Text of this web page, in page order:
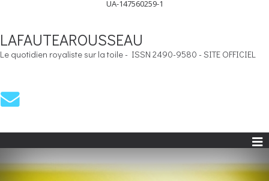
UA-147560259-1
LAFAUTEAROUSSEAU
Le quotidien royaliste sur la toile - ISSN 2490-9580 - SITE OFFICIEL